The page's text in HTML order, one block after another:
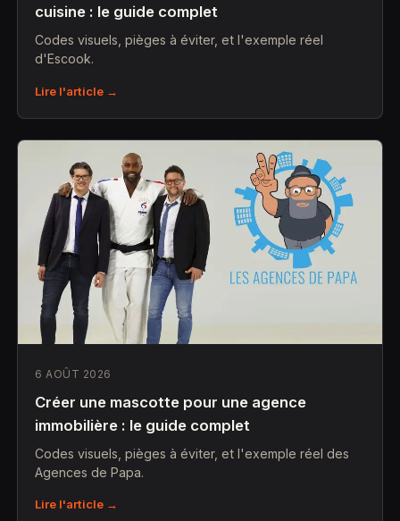
cuisine : le guide complet
Codes visuels, pièges à éviter, et l'exemple réel
d'Escook.
Lire l'article →
6 AOÛT 2026
Créer une mascotte pour une agence
immobilière : le guide complet
Codes visuels, pièges à éviter, et l'exemple réel des
Agences de Papa.
Lire l'article →